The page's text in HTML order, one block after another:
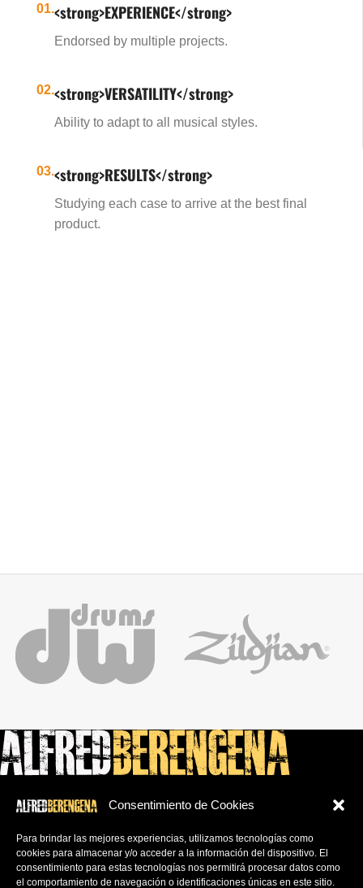
Consentimiento de Cookies
Para brindar las mejores experiencias, utilizamos tecnologías como
cookies para almacenar y/o acceder a la información del dispositivo. El
consentimiento para estas tecnologías nos permitirá procesar datos como
el comportamiento de navegación o identificaciones únicas en este sitio.
01.<strong>EXPERIENCE</strong>
Endorsed by multiple projects.
02.<strong>VERSATILITY</strong>
Ability to adapt to all musical styles.
03.<strong>RESULTS</strong>
Studying each case to arrive at the best final
product.
Ca la Cirereta Bustia 266 – RP
FAQs